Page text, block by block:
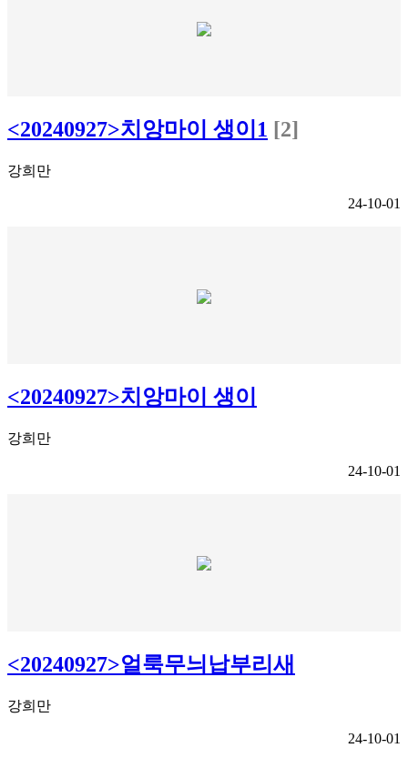
<20240927>치앙마이 생이1 [2]
강희만
24-10-01
<20240927>치앙마이 생이
강희만
24-10-01
<20240927>얼룩무늬납부리새
강희만
24-10-01